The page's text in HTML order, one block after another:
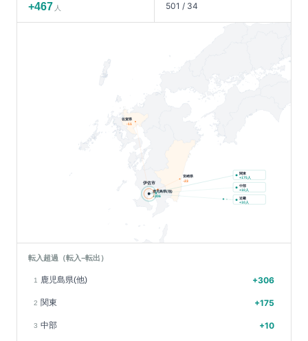
+467 人 501 / 34
鹿児島県(他)
+306
佐賀県
-11
宮崎県
-23
伊佐市
関東
+175人
中部
+10人
近畿
+10人
転入超過（転入−転出）
1 鹿児島県(他) +306
2 関東 +175
3 中部 +10